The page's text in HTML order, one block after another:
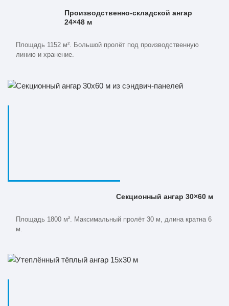
Производственно-складской ангар
24×48 м
Площадь 1152 м². Большой пролёт под производственную
линию и хранение.
Секционный ангар 30×60 м
Площадь 1800 м². Максимальный пролёт 30 м, длина кратна 6
м.